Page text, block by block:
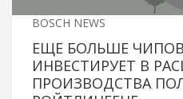
BOSCH NEWS
ЕЩЕ БОЛЬШЕ ЧИПОВ:
ИНВЕСТИРУЕТ В
ПРОИЗВОДСТВА